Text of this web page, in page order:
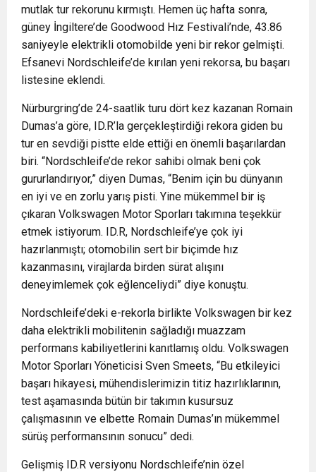
mutlak tur rekorunu kırmıştı. Hemen üç hafta sonra,
güney İngiltere’de Goodwood Hız Festivali’nde, 43.86
saniyeyle elektrikli otomobilde yeni bir rekor gelmişti.
Efsanevi Nordschleife’de kırılan yeni rekorsa, bu başarı
listesine eklendi.
Nürburgring’de 24-saatlik turu dört kez kazanan Romain
Dumas’a göre, ID.R’la gerçekleştirdiği rekora giden bu
tur en sevdiği pistte elde ettiği en önemli başarılardan
biri. “Nordschleife’de rekor sahibi olmak beni çok
gururlandırıyor,” diyen Dumas, “Benim için bu dünyanın
en iyi ve en zorlu yarış pisti. Yine mükemmel bir iş
çıkaran Volkswagen Motor Sporları takımına teşekkür
etmek istiyorum. ID.R, Nordschleife’ye çok iyi
hazırlanmıştı; otomobilin sert bir biçimde hız
kazanmasını, virajlarda birden sürat alışını
deneyimlemek çok eğlenceliydi” diye konuştu.
Nordschleife’deki e-rekorla birlikte Volkswagen bir kez
daha elektrikli mobilitenin sağladığı muazzam
performans kabiliyetlerini kanıtlamış oldu. Volkswagen
Motor Sporları Yöneticisi Sven Smeets, “Bu etkileyici
başarı hikayesi, mühendislerimizin titiz hazırlıklarının,
test aşamasında bütün bir takımın kusursuz
çalışmasının ve elbette Romain Dumas’ın mükemmel
sürüş performansının sonucu” dedi.
Gelişmiş ID.R versiyonu Nordschleife’nin özel